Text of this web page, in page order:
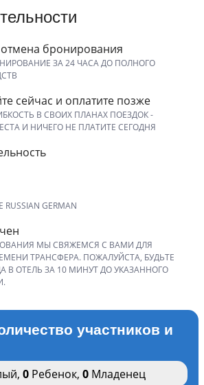
бронирования
ЗА 24 ЧАСА ДО ПОЛНОГО
сейчас и оплатите позже
В СВОИХ ПЛАНАХ ПОЕЗДОК -
И НИЧЕГО НЕ ПЛАТИТЕ СЕГОДНЯ
RUSSIAN GERMAN
МЫ СВЯЖЕМСЯ С ВАМИ ДЛЯ
ТРАНСФЕРА. ПОЖАЛУЙСТА, БУДЬТЕ
В ОТЕЛЬ ЗА 10 МИНУТ ДО УКАЗАННОГО
участников и
, 0Ребенок, 0Младенец